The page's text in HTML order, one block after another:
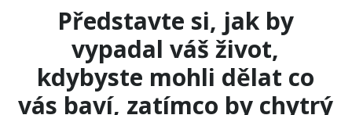
Představte si, jak by
vypadal váš život,
kdybyste mohli dělat co
vás baví, zatímco by chytrý